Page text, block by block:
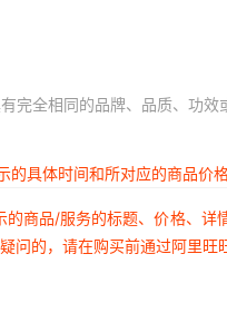
完全相同的品牌、品质、功效
具体时间和所对应的商品价格
商品/服务的标题、价格、
的，请在购买前通过阿里